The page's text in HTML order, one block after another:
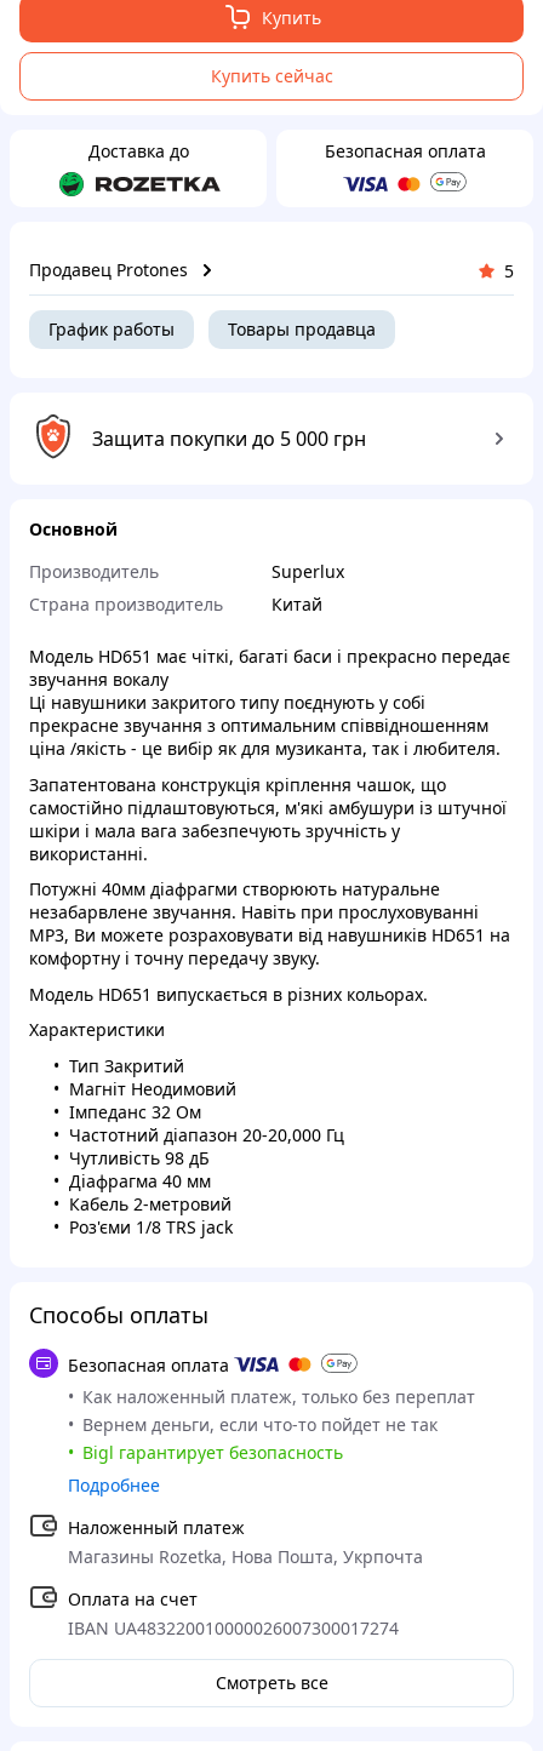
Купить
Купить сейчас
Доставка до Безопасная оплата
Продавец Protones 5
График работы Товары продавца
Защита покупки до 5 000 грн
Основной
Производитель
Superlux
Страна производитель
Китай
Модель HD651 має чіткі, багаті баси і прекрасно передає
звучання вокалу
Ці навушники закритого типу поєднують у собі
прекрасне звучання з оптимальним співвідношенням
ціна /якість - це вибір як для музиканта, так і любителя.
Запатентована конструкція кріплення чашок, що
самостійно підлаштовуються, м'які амбушури із штучної
шкіри і мала вага забезпечують зручність у
використанні.
Потужні 40мм діафрагми створюють натуральне
незабарвлене звучання. Навіть при прослуховуванні
MP3, Ви можете розраховувати від навушників HD651 на
комфортну і точну передачу звуку.
Модель HD651 випускається в різних кольорах.
Характеристики
Тип Закритий
Магніт Неодимовий
Імпеданс 32 Ом
Частотний діапазон 20-20,000 Гц
Чутливість 98 дБ
Діафрагма 40 мм
Кабель 2-метровий
Роз'єми 1/8 TRS jack
Способы оплаты
Безопасная оплата
Как наложенный платеж, только без переплат
Вернем деньги, если что-то пойдет не так
Bigl гарантирует безопасность
Подробнее
Наложенный платеж
Магазины Rozetka, Нова Пошта, Укрпочта
Оплата на счет
IBAN UA483220010000026007300017274
Смотреть все